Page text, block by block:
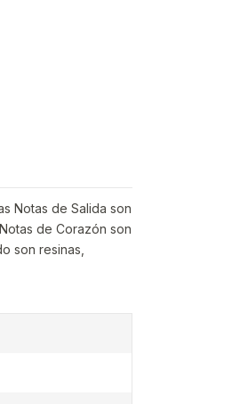
Notas de Salida son
de Corazón son
son resinas,